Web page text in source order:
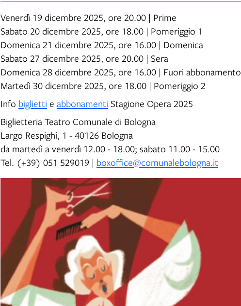
Venerdì 19 dicembre 2025, ore 20.00 | Prime
Sabato 20 dicembre 2025, ore 18.00 | Pomeriggio 1
Domenica 21 dicembre 2025, ore 16.00 | Domenica
Sabato 27 dicembre 2025, ore 20.00 | Sera
Domenica 28 dicembre 2025, ore 16.00 | Fuori abbonamento
Martedì 30 dicembre 2025, ore 18.00 | Pomeriggio 2
Info biglietti e abbonamenti Stagione Opera 2025
Biglietteria Teatro Comunale di Bologna
Largo Respighi, 1 - 40126 Bologna
da martedì a venerdì 12.00 - 18.00; sabato 11.00 - 15.00
Tel. (+39) 051 529019 | boxoffice@comunalebologna.it